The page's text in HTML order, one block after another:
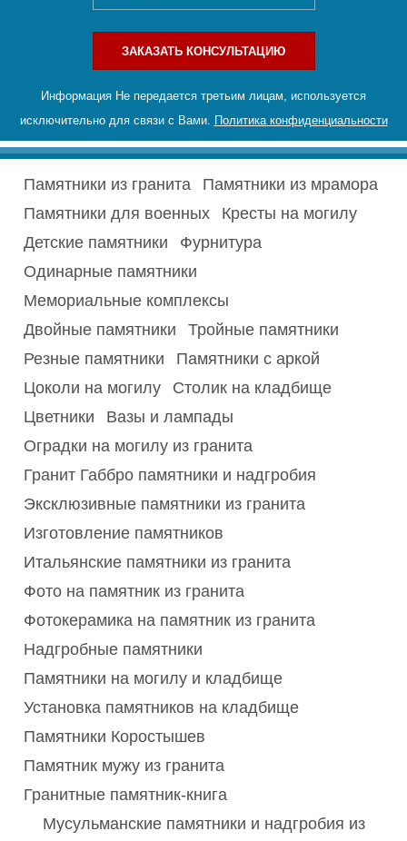
ЗАКАЗАТЬ КОНСУЛЬТАЦИЮ
Информация Не передается третьим лицам, используется
исключительно для связи с Вами. Политика конфиденциальности
Памятники из гранита
Памятники из мрамора
Памятники для военных
Кресты на могилу
Детские памятники
Фурнитура
Одинарные памятники
Мемориальные комплексы
Двойные памятники
Тройные памятники
Резные памятники
Памятники с аркой
Цоколи на могилу
Столик на кладбище
Цветники
Вазы и лампады
Оградки на могилу из гранита
Гранит Габбро памятники и надгробия
Эксклюзивные памятники из гранита
Изготовление памятников
Итальянские памятники из гранита
Фото на памятник из гранита
Фотокерамика на памятник из гранита
Надгробные памятники
Памятники на могилу и кладбище
Установка памятников на кладбище
Памятники Коростышев
Памятник мужу из гранита
Гранитные памятник-книга
Мусульманские памятники и надгробия из